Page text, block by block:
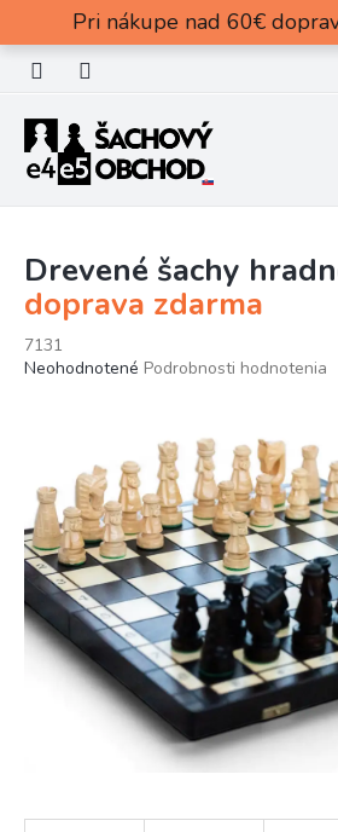
obsah
Pri nákupe nad 60€
Drevené šachy
doprava zdarma
7131
Priemerné
hviezdičiek.
Neohodnotené Podrobnosti hodnotenia